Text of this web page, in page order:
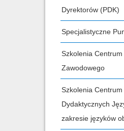
Dyrektorów (PDK)
Specjalistyczne
Szkolenia
Zawodowego
Szkolenia
Dydaktycznych
zakresie języków